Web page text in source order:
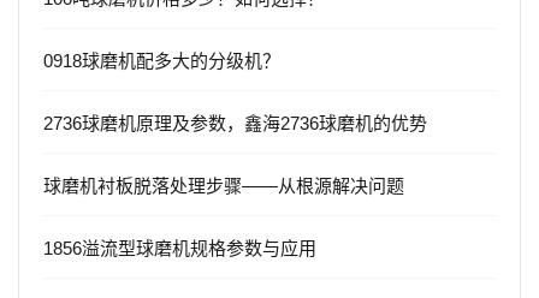
0918球磨机配多大的分级机？
2736球磨机原理及参数，鑫海2736球磨机的优势
球磨机衬板脱落处理步骤——从根源解决问题
1856溢流型球磨机规格参数与应用